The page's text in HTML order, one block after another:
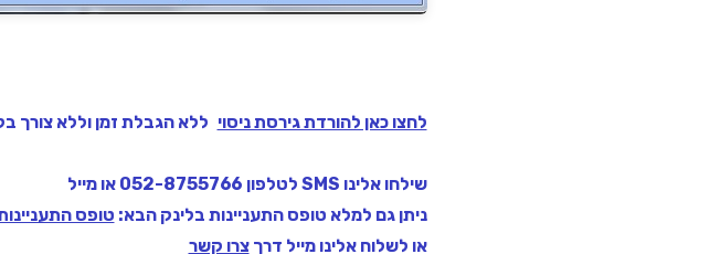
לחצו כאן להורדת גירסת ניסוי ללא הגבלת זמן וללא צורך
שילחו אלינו SMS לטלפון 052-8755766 או מייל
ניתן גם למלא טופס התעניינות בלינק הבא: טופס
או לשלוח אלינו מייל דרךצרו קשר